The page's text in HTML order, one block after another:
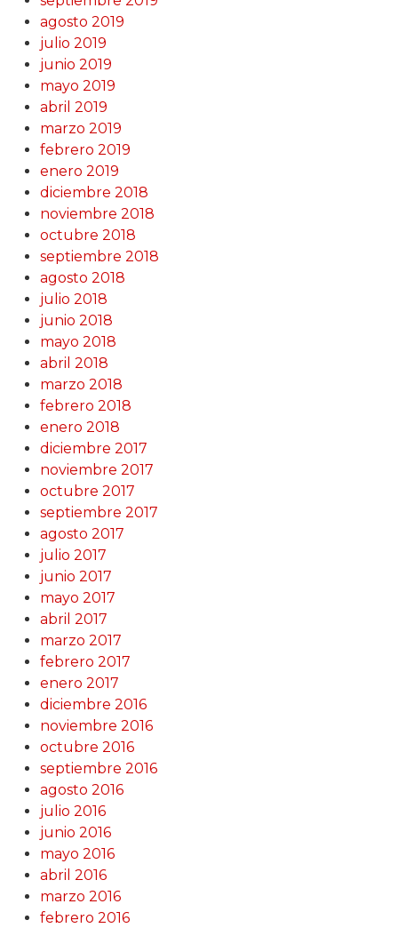
agosto 2019
julio 2019
junio 2019
mayo 2019
abril 2019
marzo 2019
febrero 2019
enero 2019
diciembre 2018
noviembre 2018
octubre 2018
septiembre 2018
agosto 2018
julio 2018
junio 2018
mayo 2018
abril 2018
marzo 2018
febrero 2018
enero 2018
diciembre 2017
noviembre 2017
octubre 2017
septiembre 2017
agosto 2017
julio 2017
junio 2017
mayo 2017
abril 2017
marzo 2017
febrero 2017
enero 2017
diciembre 2016
noviembre 2016
octubre 2016
septiembre 2016
agosto 2016
julio 2016
junio 2016
mayo 2016
abril 2016
marzo 2016
febrero 2016